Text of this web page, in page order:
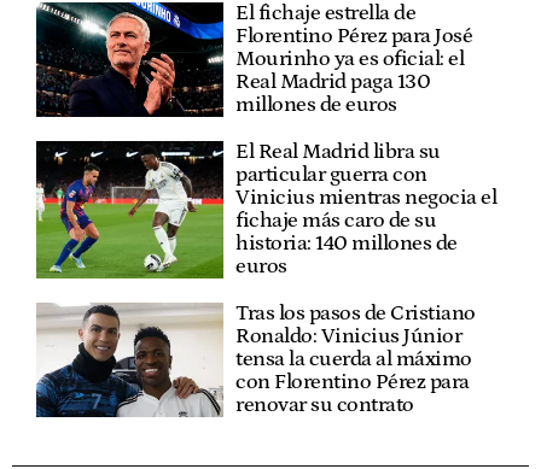
El fichaje estrella de
Florentino Pérez para José
Mourinho ya es oficial: el
Real Madrid paga 130
millones de euros
El Real Madrid libra su
particular guerra con
Vinicius mientras negocia el
fichaje más caro de su
historia: 140 millones de
euros
Tras los pasos de Cristiano
Ronaldo: Vinicius Júnior
tensa la cuerda al máximo
con Florentino Pérez para
renovar su contrato